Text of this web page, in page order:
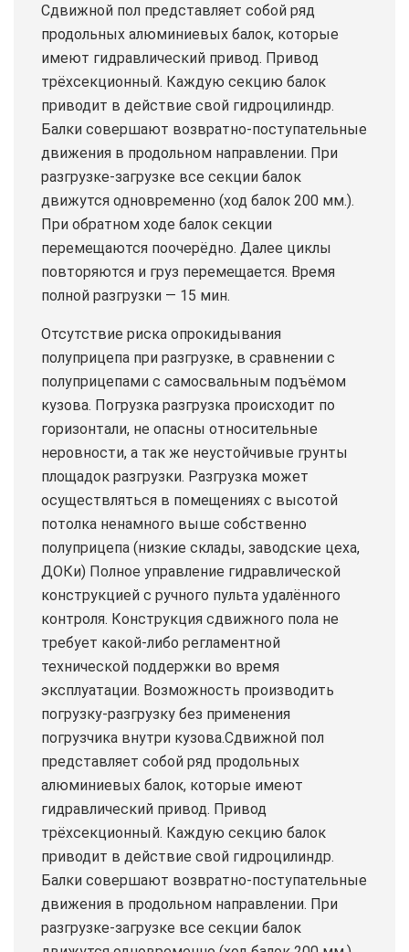
Сдвижной пол представляет собой ряд
продольных алюминиевых балок, которые
имеют гидравлический привод. Привод
трёхсекционный. Каждую секцию балок
приводит в действие свой гидроцилиндр.
Балки совершают возвратно-поступательные
движения в продольном направлении. При
разгрузке-загрузке все секции балок
движутся одновременно (ход балок 200 мм.).
При обратном ходе балок секции
перемещаются поочерёдно. Далее циклы
повторяются и груз перемещается. Время
полной разгрузки — 15 мин.
Отсутствие риска опрокидывания
полуприцепа при разгрузке, в сравнении с
полуприцепами с самосвальным подъёмом
кузова. Погрузка разгрузка происходит по
горизонтали, не опасны относительные
неровности, а так же неустойчивые грунты
площадок разгрузки. Разгрузка может
осуществляться в помещениях с высотой
потолка ненамного выше собственно
полуприцепа (низкие склады, заводские цеха,
ДОКи) Полное управление гидравлической
конструкцией с ручного пульта удалённого
контроля. Конструкция сдвижного пола не
требует какой-либо регламентной
технической поддержки во время
эксплуатации. Возможность производить
погрузку-разгрузку без применения
погрузчика внутри кузова.Сдвижной пол
представляет собой ряд продольных
алюминиевых балок, которые имеют
гидравлический привод. Привод
трёхсекционный. Каждую секцию балок
приводит в действие свой гидроцилиндр.
Балки совершают возвратно-поступательные
движения в продольном направлении. При
разгрузке-загрузке все секции балок